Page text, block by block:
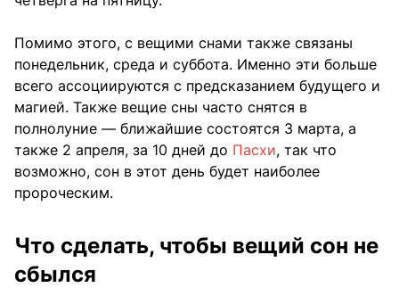
Помимо этого, с вещими снами также связаны
понедельник, среда и суббота. Именно эти больше
всего ассоциируются с предсказанием будущего и
магией. Также вещие сны часто снятся в
полнолуние — ближайшие состоятся 3 марта, а
также 2 апреля, за 10 дней до Пасхи, так что
возможно, сон в этот день будет наиболее
пророческим.
Что сделать, чтобы вещий сон не
сбылся